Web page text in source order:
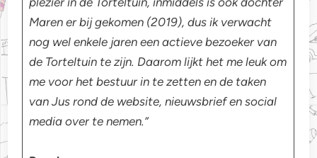
Maren er bij gekomen (2019), dus ik verwacht
nog wel enkele jaren een actieve bezoeker van
de Torteltuin te zijn. Daarom lijkt het me leuk om
me voor het bestuur in te zetten en de taken
van Jus rond de website, nieuwsbrief en social
media over te nemen.”